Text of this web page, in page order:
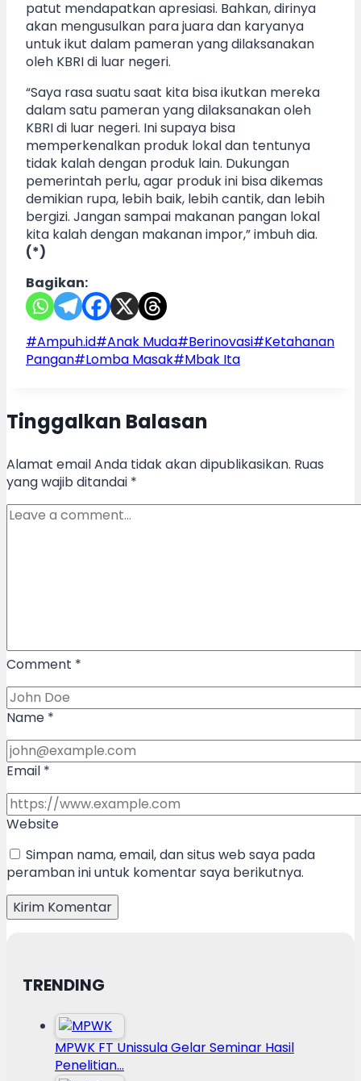
patut mendapatkan apresiasi. Bahkan, dirinya
akan mengusulkan para juara dan karyanya
untuk ikut dalam pameran yang dilaksanakan
oleh KBRI di luar negeri.
“Saya rasa suatu saat kita bisa ikutkan mereka
dalam satu pameran yang dilaksanakan oleh
KBRI di luar negeri. Ini supaya bisa
memperkenalkan produk lokal dan tentunya
tidak kalah dengan produk lain. Dukungan
pemerintah perlu, agar produk ini bisa dikemas
demikian rupa, lebih baik, lebih cantik, dan lebih
bergizi. Jangan sampai makanan pangan lokal
kita kalah dengan makanan impor,” imbuh dia.
(*)
Bagikan:
Post
Tags:
#Ampuh.id#Anak Muda#Berinovasi#Ketahanan
Pangan#Lomba Masak#Mbak Ita
Tinggalkan Balasan
Alamat email Anda tidak akan dipublikasikan. Ruas
yang wajib ditandai *
Comment *
Name *
Email *
Website
Simpan nama, email, dan situs web saya pada
peramban ini untuk komentar saya berikutnya.
TRENDING
MPWK FT Unissula Gelar Seminar Hasil
Penelitian…